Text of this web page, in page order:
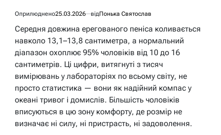
Оприлюднено25.03.2026 відПонька Святослав
Середня довжина ерегованого пеніса коливається
навколо 13,1–13,8 сантиметра, а нормальний
діапазон охоплює 95% чоловіків від 10 до 16
сантиметрів. Ці цифри, витягнуті з тисяч
вимірювань у лабораторіях по всьому світу, не
просто статистика — вони як надійний компас у
океані тривог і домислів. Більшість чоловіків
вписуються в цю зону комфорту, де розмір не
визначає ні силу, ні пристрасть, ні задоволення.